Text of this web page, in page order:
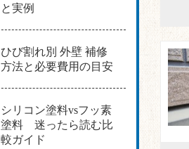
と実例
ひび割れ別 外壁 補修
方法と必要費用の目安
シリコン塗料vsフッ素
塗料 迷ったら読む比
較ガイド